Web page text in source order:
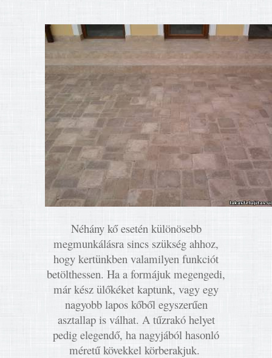
Néhány kő esetén különösebb
megmunkálásra sincs szükség ahhoz,
hogy kertünkben valamilyen funkciót
betölthessen. Ha a formájuk megengedi,
már kész ülőkéket kaptunk, vagy egy
nagyobb lapos kőből egyszerűen
asztallap is válhat. A tűzrakó helyet
pedig elegendő, ha nagyjából hasonló
méretű kövekkel körberakjuk.